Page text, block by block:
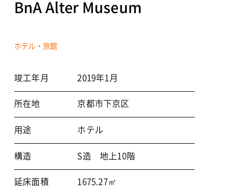
個人情報保護方針
BnA Alter Museum
ホテル・旅館
竣工年月 2019年1月
所在地 京都市下京区
用途 ホテル
構造 S造 地上10階
延床面積 1675.27㎡